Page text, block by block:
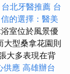
台北牙醫推薦 台
的選擇：醫美
室位於風景優
大型桑拿花園則
大多表現在背
供應 高雄辦台